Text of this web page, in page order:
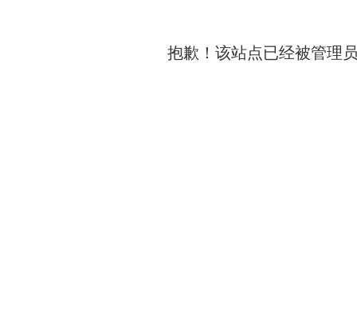
抱歉！该站点已经被管理